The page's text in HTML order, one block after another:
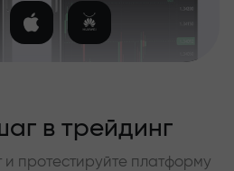
в трейдинг
протестируйте платформу